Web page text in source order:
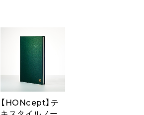
【HONcept】テ